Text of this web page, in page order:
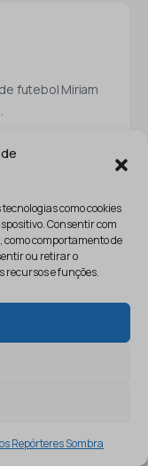
como cookies
Consentir com
comportamento de
ou retirar o
recursos e funções.
Repórteres Sombra
futebol Miriam